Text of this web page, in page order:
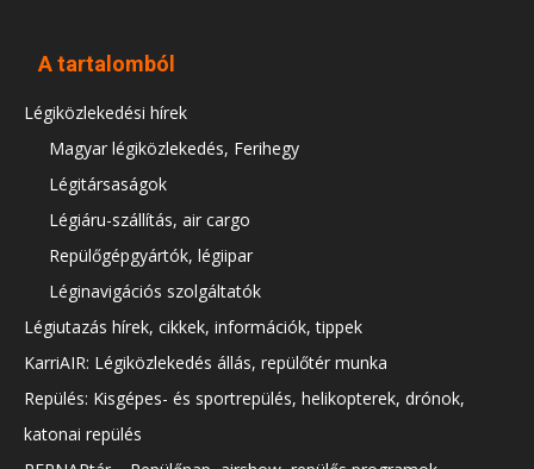
A tartalomból
Légiközlekedési hírek
Magyar légiközlekedés, Ferihegy
Légitársaságok
Légiáru-szállítás, air cargo
Repülőgépgyártók, légiipar
Léginavigációs szolgáltatók
Légiutazás hírek, cikkek, információk, tippek
KarriAIR: Légiközlekedés állás, repülőtér munka
Repülés: Kisgépes- és sportrepülés, helikopterek, drónok,
katonai repülés